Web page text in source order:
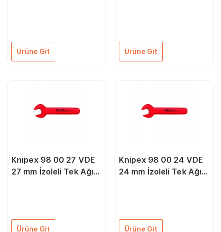
Ürüne Git Ürüne Git
Knipex 98 00 27 VDE
27 mm İzoleli Tek Ağız
Ürüne Git
Knipex 98 00 24 VDE
24 mm İzoleli Tek Ağız
Ürüne Git